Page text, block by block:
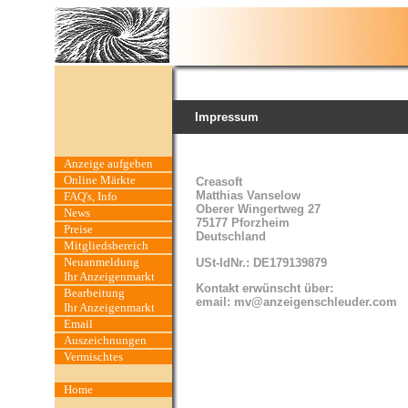
Anzeige aufgeben
Online Märkte
FAQ's, Info
News
Preise
Mitgliedsbereich
Neuanmeldung
Ihr Anzeigenmarkt
Bearbeitung
Ihr Anzeigenmarkt
Email
Auszeichnungen
Vermischtes
Home
Impressum
Creasoft
Matthias Vanselow
Oberer Wingertweg 27
75177 Pforzheim
Deutschland
USt-IdNr.: DE179139879
Kontakt erwünscht über:
email: mv@anzeigenschleuder.com